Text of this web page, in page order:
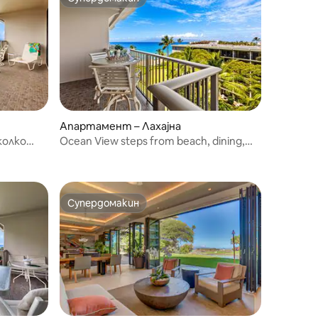
Супердомакин
Апартамент – Лахајна
Ocean View steps from beach, dining,
Супердомакин
Супердомакин